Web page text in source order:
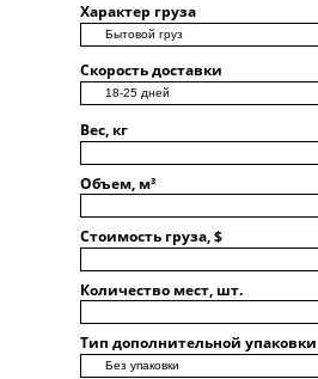
Скорость доставки
Вес, кг
Объем, м³
Стоимость груза, $
Количество мест, шт.
Тип дополнительной упаковки
Характер груза